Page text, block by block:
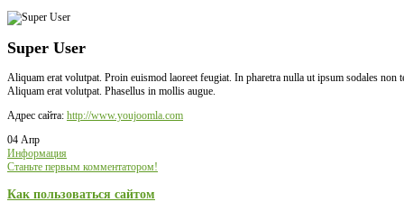
Super User
Aliquam erat volutpat. Proin euismod laoreet feugiat. In pharetra nulla ut ipsum sodales
Aliquam erat volutpat. Phasellus in mollis augue.
Адрес сайта: http://www.youjoomla.com
04 Апр
Информация
Станьте первым комментатором!
Как пользоваться сайтом